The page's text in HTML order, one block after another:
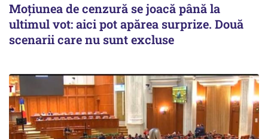
Moțiunea de cenzură se joacă până la
ultimul vot: aici pot apărea surprize. Două
scenarii care nu sunt excluse